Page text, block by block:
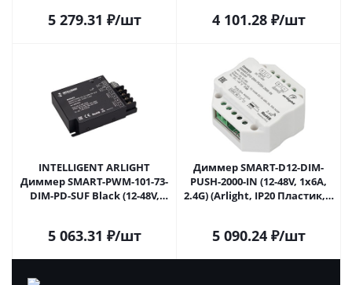
Москве
5 279.31 ₽/шт 4 101.28₽/шт
INTELLIGENT ARLIGHT
Диммер SMART-PWM-101-73-
DIM-PD-SUF Black (12-48V,
Москве
5 063.31 ₽/шт
Диммер SMART-D12-DIM-
PUSH-2000-IN (12-48V, 1x6A,
2.4G) (Arlight, IP20 Пластик, 5
5 090.24₽/шт